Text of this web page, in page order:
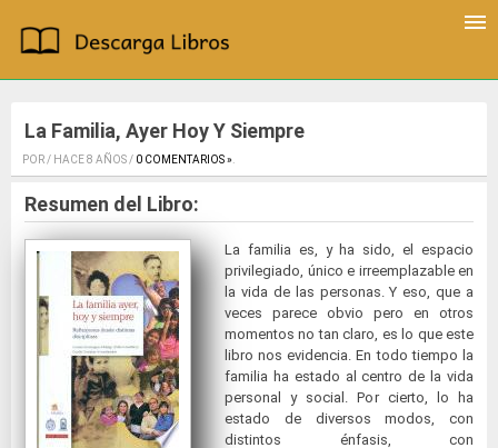
La Familia, Ayer Hoy Y Siempre
POR / HACE 8 AÑOS / 0 COMENTARIOS ».
Resumen del Libro:
La familia es, y ha sido, el espacio
privilegiado, único e irreemplazable en
la vida de las personas. Y eso, que a
veces parece obvio pero en otros
momentos no tan claro, es lo que este
libro nos evidencia. En todo tiempo la
familia ha estado al centro de la vida
personal y social. Por cierto, lo ha
estado de diversos modos, con
distintos énfasis, con